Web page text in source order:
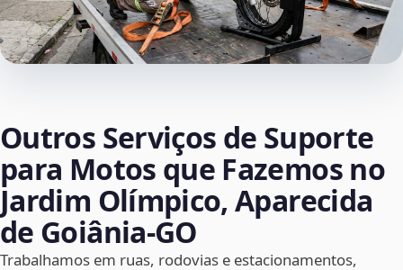
Outros Serviços de Suporte
para Motos que Fazemos no
Jardim Olímpico, Aparecida
de Goiânia‑GO
Trabalhamos em ruas, rodovias e estacionamentos,